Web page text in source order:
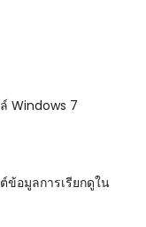
Windows 7
ข้อมูลการเรียกดูใน